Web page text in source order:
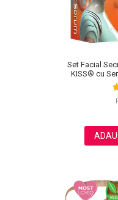
Set Facial
KISS® cu